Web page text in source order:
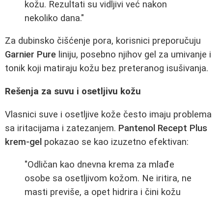
kožu. Rezultati su vidljivi već nakon
nekoliko dana."
Za dubinsko čišćenje pora, korisnici preporučuju
Garnier Pure liniju, posebno njihov gel za umivanje i
tonik koji matiraju kožu bez preteranog isušivanja.
Rešenja za suvu i osetljivu kožu
Vlasnici suve i osetljive kože često imaju problema
sa iritacijama i zatezanjem. Pantenol Recept Plus
krem-gel pokazao se kao izuzetno efektivan:
"Odličan kao dnevna krema za mlađe
osobe sa osetljivom kožom. Ne iritira, ne
masti previše, a opet hidrira i čini kožu